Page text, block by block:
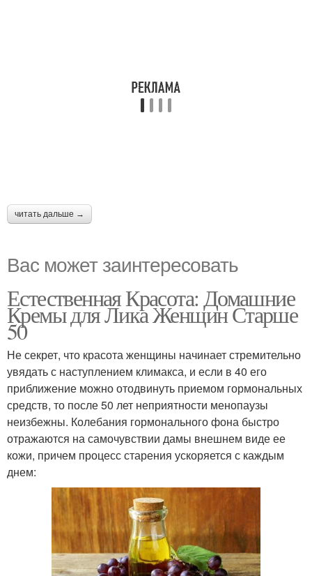
читать дальше →
Вас может заинтересовать
Естественная Красота: Домашние
Кремы для Лика Женщин Старше
50
Не секрет, что красота женщины начинает стремительно
увядать с наступлением климакса, и если в 40 его
приближение можно отодвинуть приемом гормональных
средств, то после 50 лет неприятности менопаузы
неизбежны. Колебания гормонального фона быстро
отражаются на самочувствии дамы внешнем виде ее
кожи, причем процесс старения ускоряется с каждым
днем: